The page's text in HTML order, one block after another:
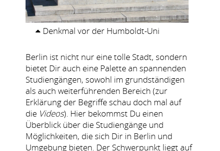
Denkmal vor der Humboldt-Uni
Berlin ist nicht nur eine tolle Stadt, sondern
bietet Dir auch eine Palette an spannenden
Studiengängen, sowohl im grundständigen
als auch weiterführenden Bereich (zur
Erklärung der Begriffe schau doch mal auf
die Videos). Hier bekommst Du einen
Überblick über die Studiengänge und
Möglichkeiten, die sich Dir in Berlin und
Umgebung bieten. Der Schwerpunkt liegt auf